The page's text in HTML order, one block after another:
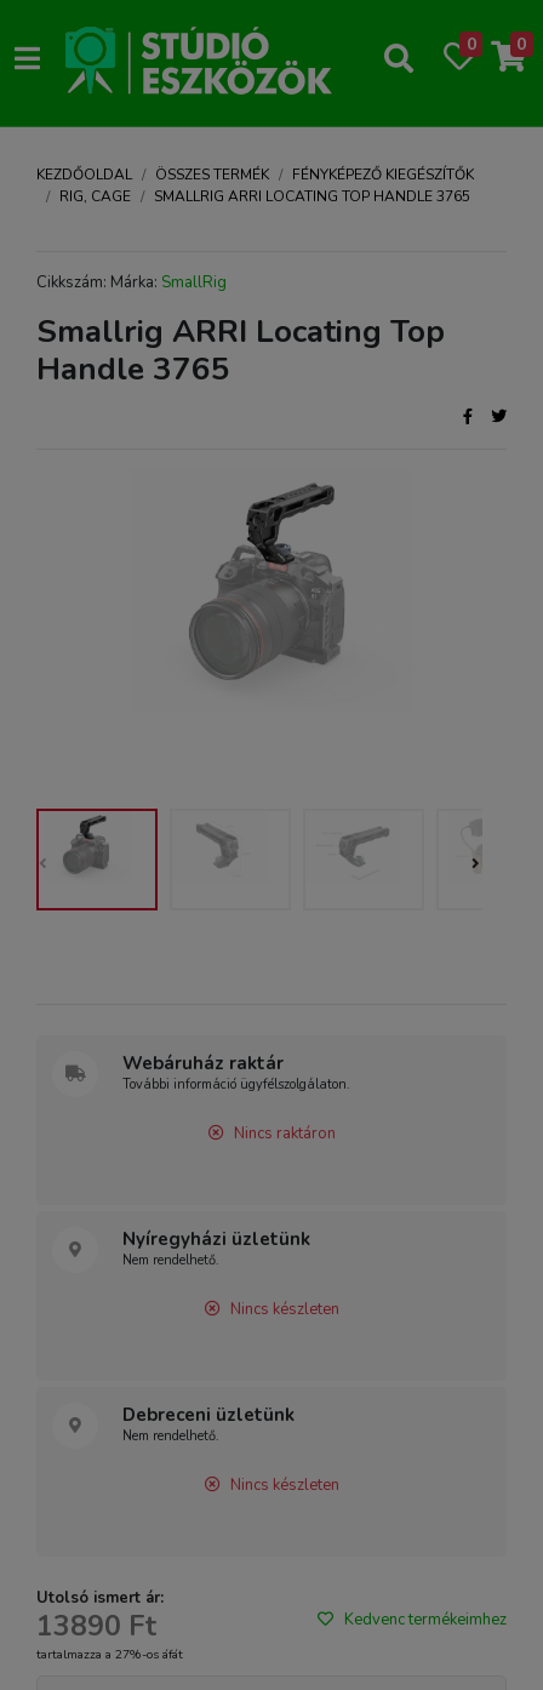
0 0
KEZDŐOLDAL ÖSSZES TERMÉK
FÉNYKÉPEZŐ KIEGÉSZÍTŐK
RIG, CAGE
SMALLRIG ARRI LOCATING TOP HANDLE 3765
Cikkszám: Márka: SmallRig
Smallrig ARRI Locating Top
Handle 3765
Webáruház raktár
További információ ügyfélszolgálaton.
Nincs raktáron
Nyíregyházi üzletünk
Nem rendelhető.
Nincs készleten
Debreceni üzletünk
Nem rendelhető.
Nincs készleten
Utolsó ismert ár:
13890 Ft
tartalmazza a 27%-os áfát
Kedvenc termékeimhez